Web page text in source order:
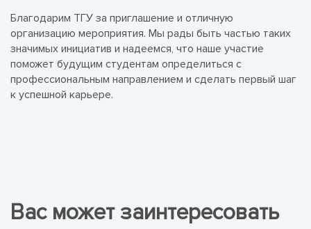
Благодарим ТГУ за приглашение и отличную
организацию мероприятия. Мы рады быть частью таких
значимых инициатив и надеемся, что наше участие
поможет будущим студентам определиться с
профессиональным направлением и сделать первый шаг
к успешной карьере.
Вас может заинтересовать